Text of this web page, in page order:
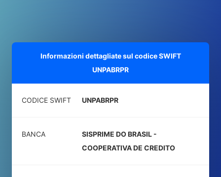
Informazioni dettagliate sul codice SWIFT
UNPABRPR
CODICE SWIFT UNPABRPR
BANCA
SISPRIME DO BRASIL -
COOPERATIVA DE CREDITO